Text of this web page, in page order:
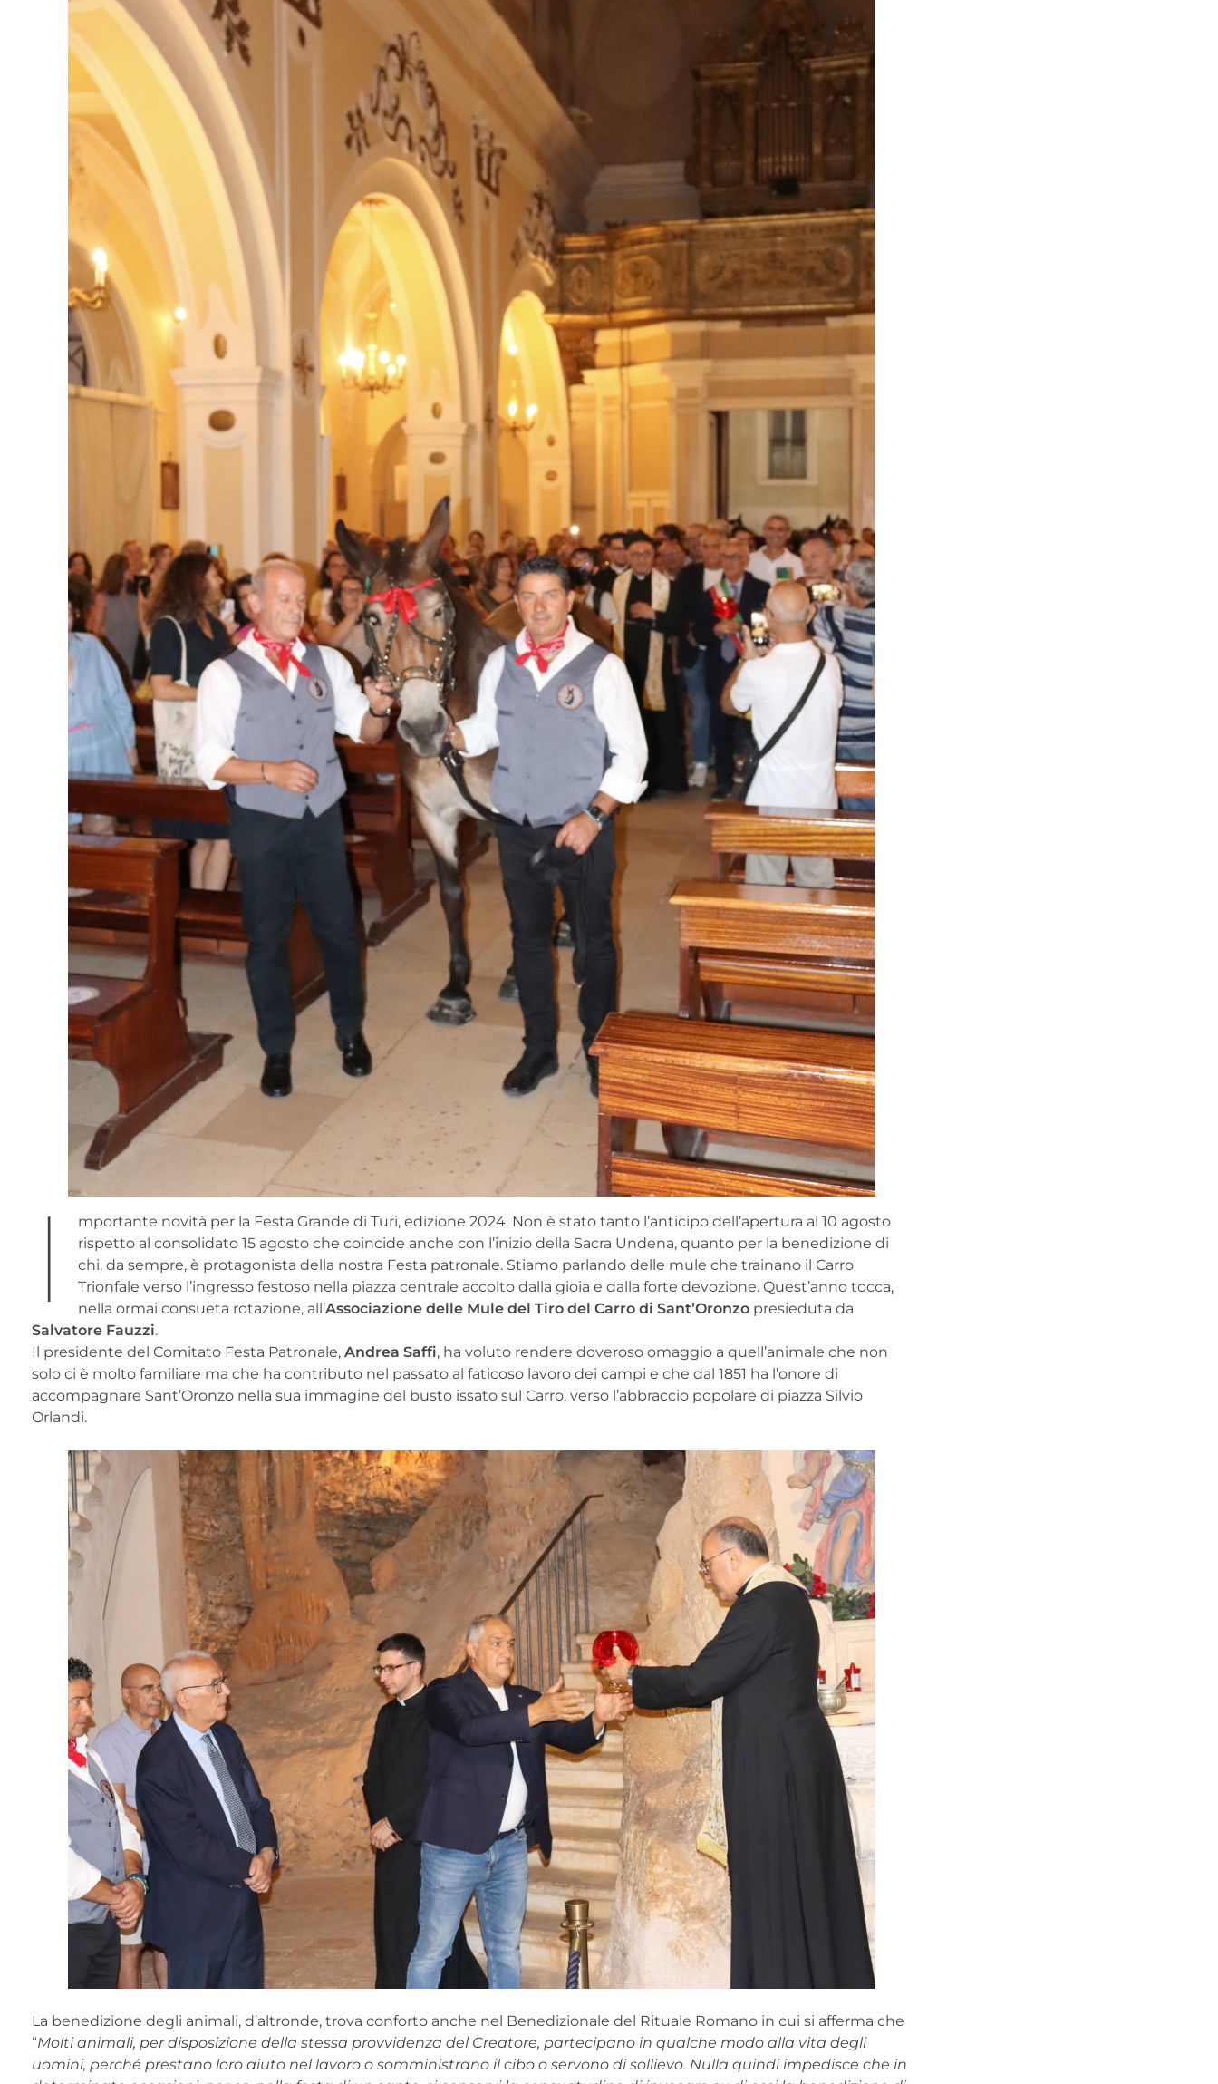
I
mportante novità per la Festa Grande di Turi, edizione 2024. Non è stato tanto l’anticipo dell’apertura al 10 agosto
rispetto al consolidato 15 agosto che coincide anche con l’inizio della Sacra Undena, quanto per la benedizione di
chi, da sempre, è protagonista della nostra Festa patronale. Stiamo parlando delle mule che trainano il Carro
Trionfale verso l’ingresso festoso nella piazza centrale accolto dalla gioia e dalla forte devozione. Quest’anno tocca,
nella ormai consueta rotazione, all’Associazione delle Mule del Tiro del Carro di Sant’Oronzo presieduta da
Salvatore Fauzzi.
Il presidente del Comitato Festa Patronale, Andrea Saffi, ha voluto rendere doveroso omaggio a quell’animale che non
solo ci è molto familiare ma che ha contributo nel passato al faticoso lavoro dei campi e che dal 1851 ha l’onore di
accompagnare Sant’Oronzo nella sua immagine del busto issato sul Carro, verso l’abbraccio popolare di piazza Silvio
Orlandi.
La benedizione degli animali, d’altronde, trova conforto anche nel Benedizionale del Rituale Romano in cui si afferma che
“Molti animali, per disposizione della stessa provvidenza del Creatore, partecipano in qualche modo alla vita degli
uomini, perché prestano loro aiuto nel lavoro o somministrano il cibo o servono di sollievo. Nulla quindi impedisce che in